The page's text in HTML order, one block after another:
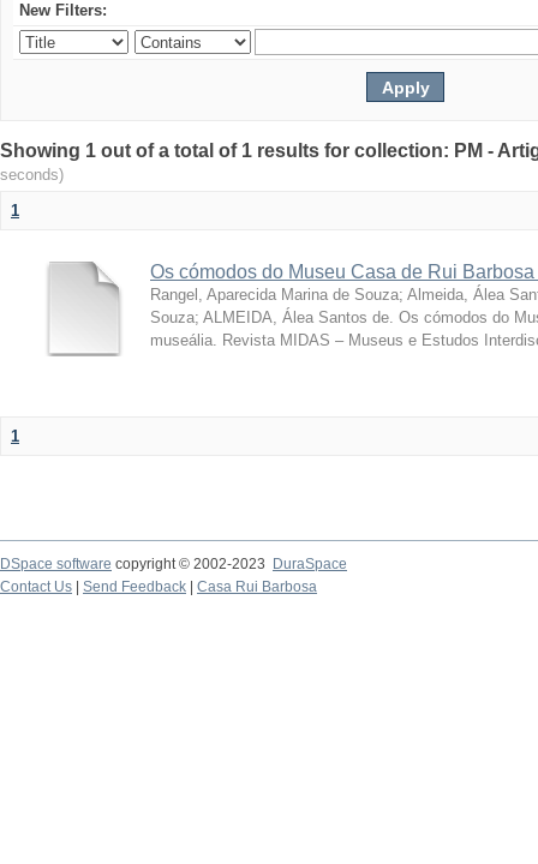
New Filters:
Showing 1 out of a total of 1 results for collection: PM -
seconds)
1
Os cómodos do Museu Casa de Rui
Rangel, Aparecida Marina de Souza; Almeida, Álea
Souza; ALMEIDA, Álea Santos de. Os cómodos do
museália. Revista MIDAS – Museus e Estudos
1
DSpace software copyright © 2002-2023
DuraSpace
Contact Us
Send Feedback Casa Rui Barbosa